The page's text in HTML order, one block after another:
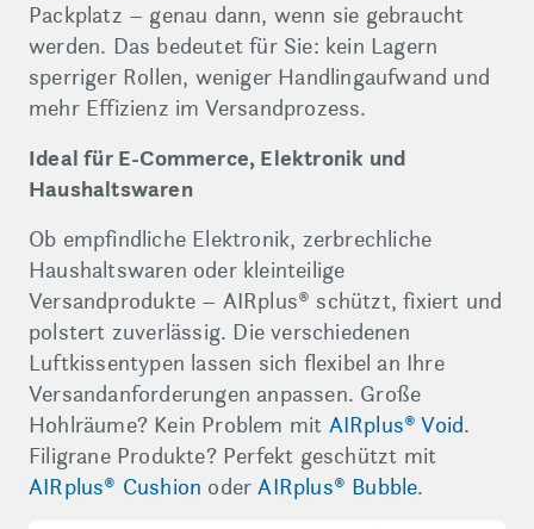
Packplatz – genau dann, wenn sie gebraucht
werden. Das bedeutet für Sie: kein Lagern
sperriger Rollen, weniger Handlingaufwand und
mehr Effizienz im Versandprozess.
Ideal für E-Commerce, Elektronik und
Haushaltswaren
Ob empfindliche Elektronik, zerbrechliche
Haushaltswaren oder kleinteilige
Versandprodukte – AIRplus® schützt, fixiert und
polstert zuverlässig. Die verschiedenen
Luftkissentypen lassen sich flexibel an Ihre
Versandanforderungen anpassen. Große
Hohlräume? Kein Problem mit AIRplus® Void.
Filigrane Produkte? Perfekt geschützt mit
AIRplus® Cushion oderAIRplus® Bubble.